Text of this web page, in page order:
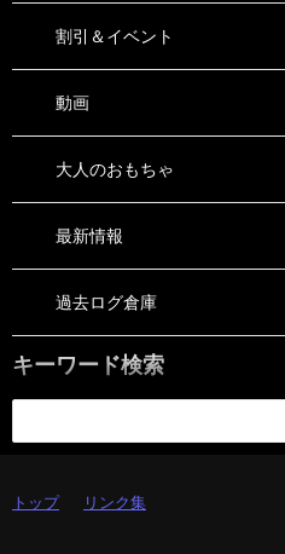
割引＆イベント
動画
大人のおもちゃ
最新情報
過去ログ倉庫
キーワード検索
トップ リンク集